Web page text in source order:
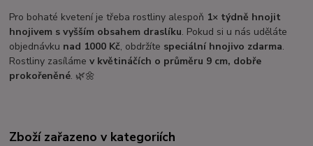
Pro bohaté kvetení je třeba rostliny alespoň 1× týdně hnojit
hnojivem s vyšším obsahem draslíku. Pokud si u nás uděláte
objednávku nad 1000 Kč, obdržíte speciální hnojivo zdarma.
Rostliny zasílámev květináčích o průměru 9 cm, dobře
prokořeněné. 🌿🌼
Zboží zařazeno v kategoriích